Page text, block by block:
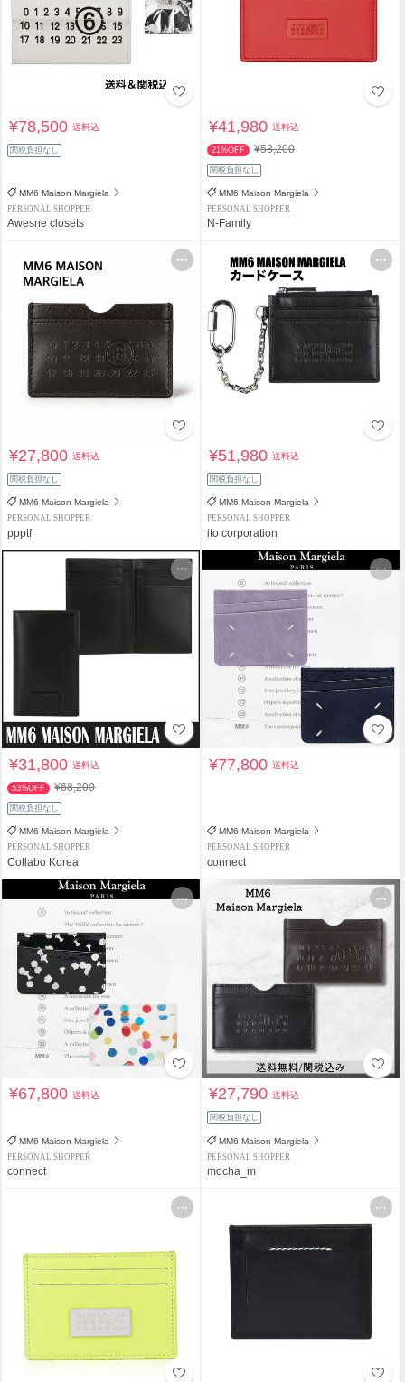
¥78,500送料込
関税負担なし
MM6 Maison Margiela
PERSONAL SHOPPER
Awesne closets
¥41,980送料込
21%OFF ¥53,200
関税負担なし
MM6 Maison Margiela
PERSONAL SHOPPER
N-Family
¥27,800送料込
関税負担なし
MM6 Maison Margiela
PERSONAL SHOPPER
ppptf
¥51,980送料込
関税負担なし
MM6 Maison Margiela
PERSONAL SHOPPER
ito corporation
¥31,800送料込
53%OFF ¥68,200
関税負担なし
MM6 Maison Margiela
PERSONAL SHOPPER
Collabo Korea
¥77,800送料込
MM6 Maison Margiela
PERSONAL SHOPPER
connect
¥67,800送料込
MM6 Maison Margiela
PERSONAL SHOPPER
connect
¥27,790送料込
関税負担なし
MM6 Maison Margiela
PERSONAL SHOPPER
mocha_m